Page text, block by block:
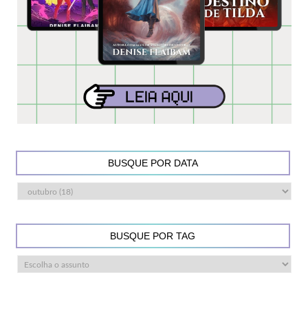
BUSQUE POR DATA
BUSQUE POR TAG